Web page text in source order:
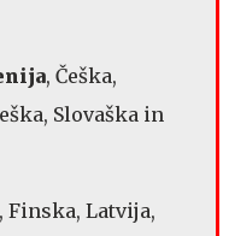
, Češka,
Slovaška in
Finska, Latvija,